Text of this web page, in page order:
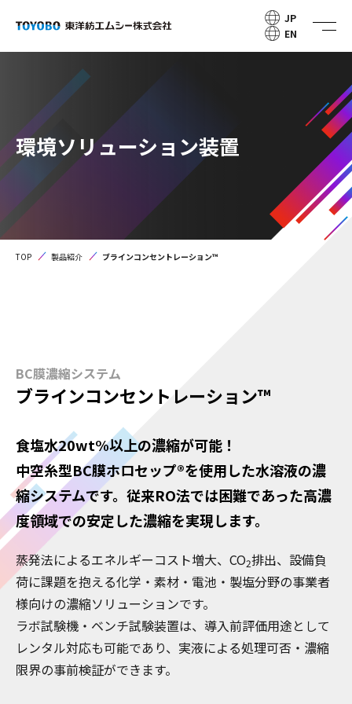
JP
EN
環境ソリューション装置
TOP 製品紹介 ブラインコンセントレーション™
BC膜濃縮システム
ブラインコンセントレーション™
食塩水20wt%以上の濃縮が可能！
中空糸型BC膜ホロセップ®を使用した水溶液の濃
縮システムです。従来RO法では困難であった高濃
度領域での安定した濃縮を実現します。
蒸発法によるエネルギーコスト増大、CO2排出、設備負
荷に課題を抱える化学・素材・電池・製塩分野の事業者
様向けの濃縮ソリューションです。
ラボ試験機・ベンチ試験装置は、導入前評価用途として
レンタル対応も可能であり、実液による処理可否・濃縮
限界の事前検証ができます。